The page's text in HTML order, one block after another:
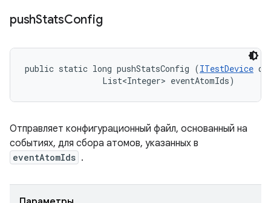
pushStatsConfig
public static long pushStatsConfig (ITestDevice
                List<Integer> eventAtomIds)
Отправляет конфигурационный файл, основанный на
событиях, для сбора атомов, указанных в
eventAtomIds .